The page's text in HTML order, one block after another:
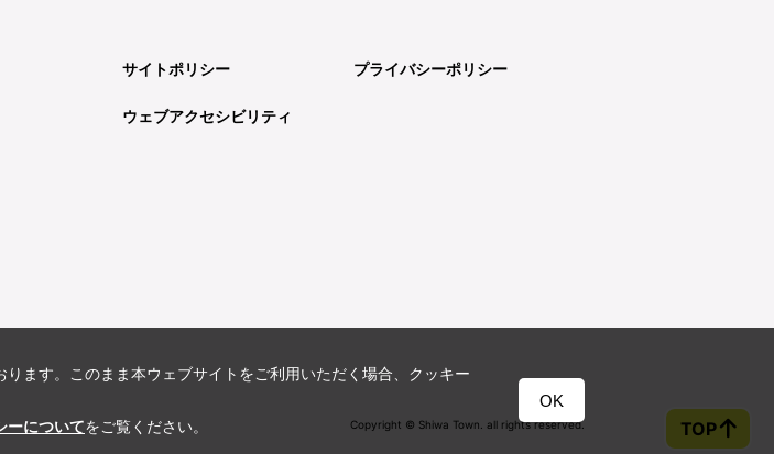
サイトポリシー プライバシーポリシー
ウェブアクセシビリティ
Copyright © Shiwa Town. all rights reserved. TOP
ます。このまま本ウェブサイトをご利用いただく場合、クッキー
ーについてをご覧ください。
OK